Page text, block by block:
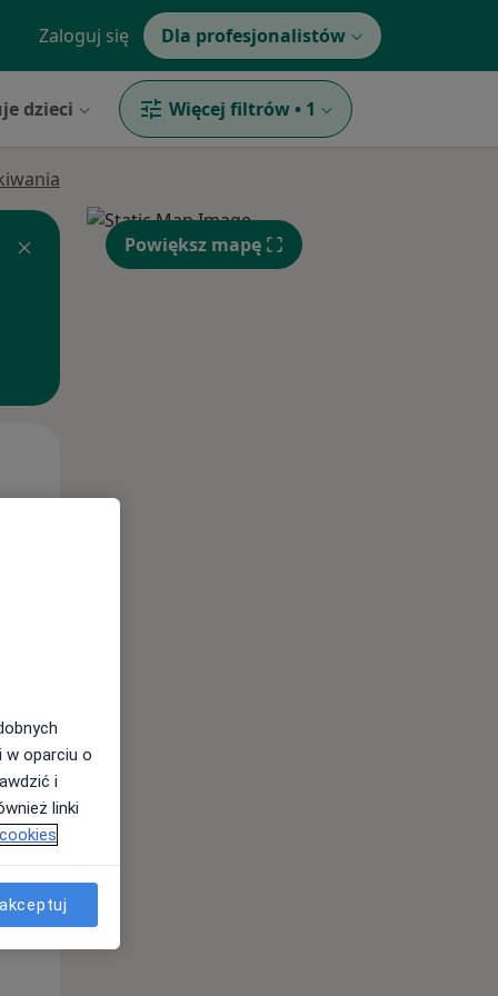
Zaloguj się Dla profesjonalistów
dzieci Więcej filtrów • 1
Śr,
Powiększ mapę
w oparciu o
i
linki